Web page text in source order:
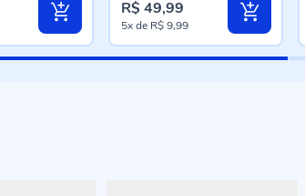
R$ 49,99
5xde R$ 9,99